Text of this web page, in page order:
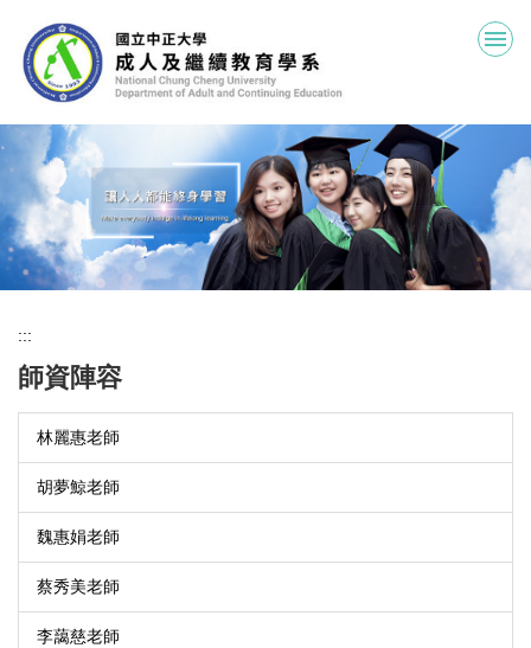
到
主
區
:::
師資陣容
林麗惠老師
胡夢鯨老師
魏惠娟老師
蔡秀美老師
李藹慈老師